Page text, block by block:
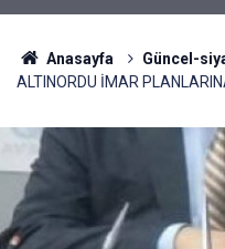
Anasayfa Güncel-
ALTINORDU İMAR